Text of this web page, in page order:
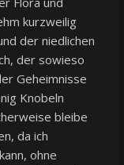
kurzweilig
der niedlichen
der sowieso
Geheimnisse
Knobeln
bleibe
da ich
ohne